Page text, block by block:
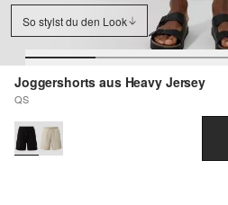
So stylst du den Look
Joggershorts aus Heavy Jersey
QS